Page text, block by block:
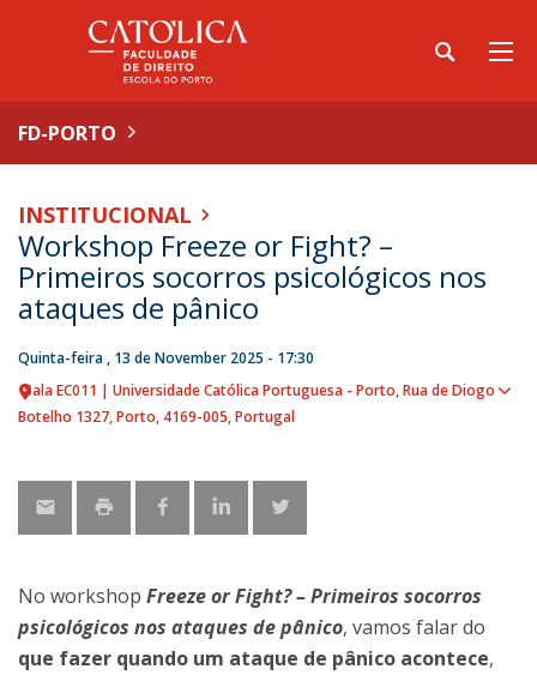
FD-PORTO
INSTITUCIONAL
Workshop Freeze or Fight? –
Primeiros socorros psicológicos nos
ataques de pânico
Quinta-feira , 13 de November 2025 - 17:30
Sala EC011 | Universidade Católica Portuguesa - Porto Rua de Diogo
Botelho 1327 Porto 4169-005 Portugal
No workshop Freeze or Fight? – Primeiros socorros
psicológicos nos ataques de pânico, vamos falar do
que fazer quando um ataque de pânico acontece,